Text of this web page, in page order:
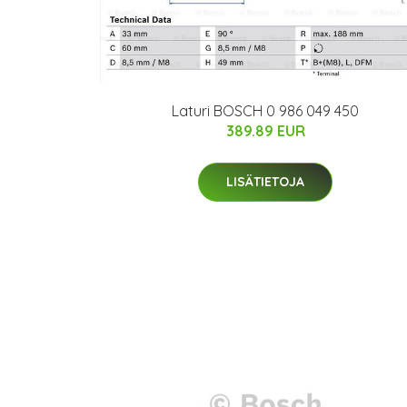
Laturi BOSCH 0 986 049 450
389.89 EUR
LISÄTIETOJA